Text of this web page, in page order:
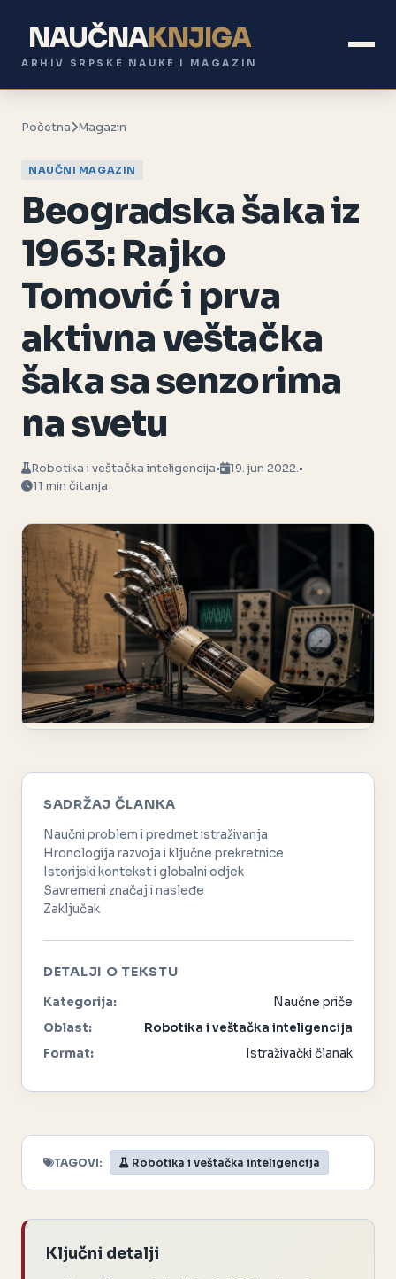
NAUČNAKNJIGA
ARHIV SRPSKE NAUKE I MAGAZIN
Početna Magazin
NAUČNI MAGAZIN
Beogradska šaka iz
1963: Rajko
Tomović i prva
aktivna veštačka
šaka sa senzorima
na svetu
Robotika i veštačka inteligencija• 19. jun 2022.•
11 min čitanja
TAGOVI: Robotika i veštačka inteligencija
Ključni detalji
SADRŽAJ ČLANKA
Naučni problem i predmet istraživanja
Hronologija razvoja i ključne prekretnice
Istorijski kontekst i globalni odjek
Savremeni značaj i nasleđe
Zaključak
DETALJI O TEKSTU
Kategorija:
Naučne priče
Oblast:
Robotika i veštačka inteligencija
Format:
Istraživački članak